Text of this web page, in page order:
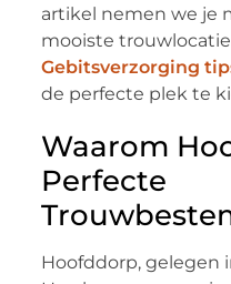
artikel nemen we je
mooiste
Gebitsverzorging
de perfecte plek te
Waarom
Perfecte
Hoofddorp, gelegen